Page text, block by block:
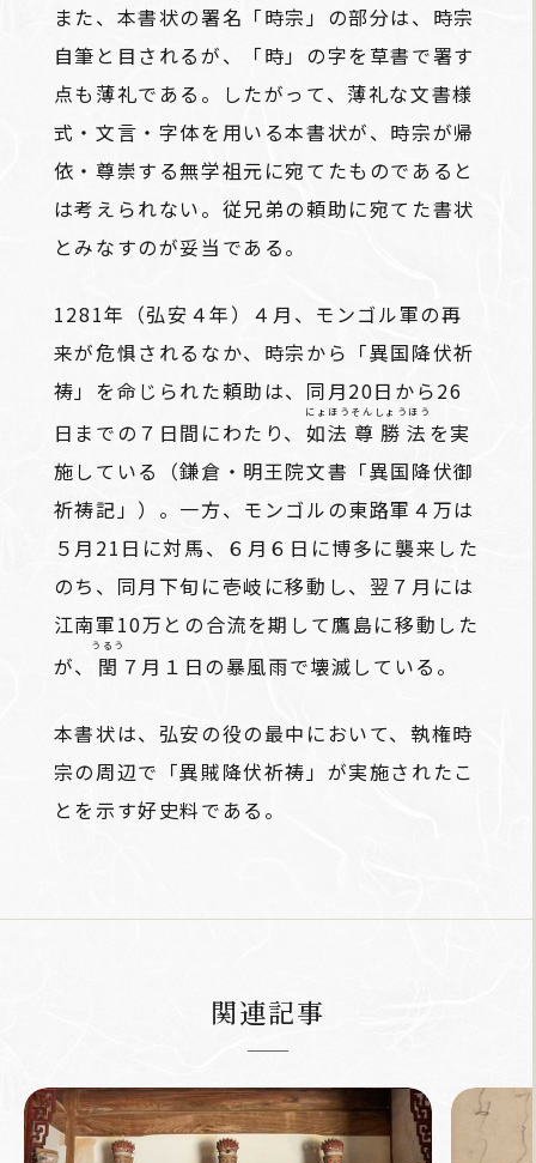
また、本書状の署名「時宗」の部分は、時宗
自筆と目されるが、「時」の字を草書で署す
点も薄礼である。したがって、薄礼な文書様
式・文言・字体を用いる本書状が、時宗が帰
依・尊崇する無学祖元に宛てたものであると
は考えられない。従兄弟の頼助に宛てた書状
とみなすのが妥当である。
1281年（弘安４年）４月、モンゴル軍の再
来が危惧されるなか、時宗から「異国降伏祈
祷」を命じられた頼助は、同月20日から26
日までの７日間にわたり、 如法
にょほう
尊勝法
そんしょうほう
を実
施している（鎌倉・明王院文書「異国降伏御
祈祷記」）。一方、モンゴルの東路軍４万は
５月21日に対馬、６月６日に博多に襲来した
のち、同月下旬に壱岐に移動し、翌７月には
江南軍10万との合流を期して鷹島に移動した
が、
閏
うるう
７月１日の暴風雨で壊滅している。
本書状は、弘安の役の最中において、執権時
宗の周辺で「異賊降伏祈祷」が実施されたこ
とを示す好史料である。
関連記事